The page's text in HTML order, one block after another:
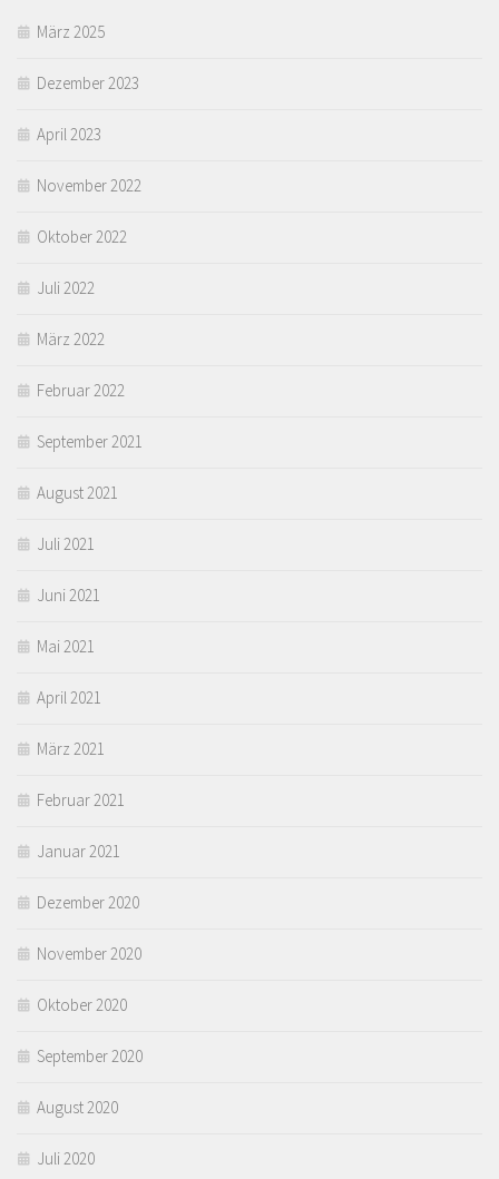
März 2025
Dezember 2023
April 2023
November 2022
Oktober 2022
Juli 2022
März 2022
Februar 2022
September 2021
August 2021
Juli 2021
Juni 2021
Mai 2021
April 2021
März 2021
Februar 2021
Januar 2021
Dezember 2020
November 2020
Oktober 2020
September 2020
August 2020
Juli 2020